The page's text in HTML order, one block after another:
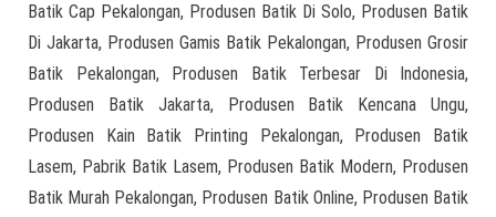
Batik Cap Pekalongan, Produsen Batik Di Solo, Produsen Batik
Di Jakarta, Produsen Gamis Batik Pekalongan, Produsen Grosir
Batik Pekalongan, Produsen Batik Terbesar Di Indonesia,
Produsen Batik Jakarta, Produsen Batik Kencana Ungu,
Produsen Kain Batik Printing Pekalongan, Produsen Batik
Lasem, Pabrik Batik Lasem, Produsen Batik Modern, Produsen
Batik Murah Pekalongan, Produsen Batik Online, Produsen Batik